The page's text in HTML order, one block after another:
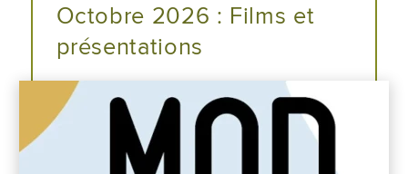
Octobre 2026 : Films et
présentations